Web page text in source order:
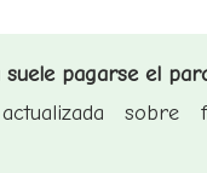
pagarse el